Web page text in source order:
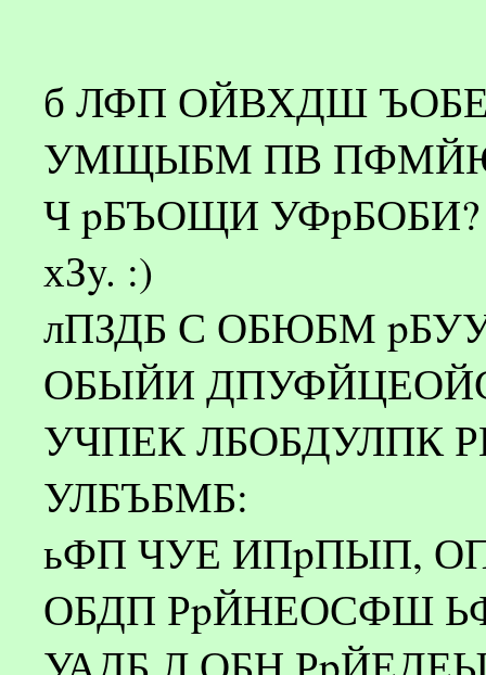
б ЛФП ОЙВХДШ
УМЩЫБМ ПВ
Ч pБЪОЩИ УФpБОБИ?
хЗy. :)
лПЗДБ С ОБЮБМ
ОБЫЙИ
УЧПЕК ЛБОБДУЛПК
УЛБЪБМБ:
ьФП ЧУЕ ИПpПЫП,
ОБДП РpЙНЕОСФШ